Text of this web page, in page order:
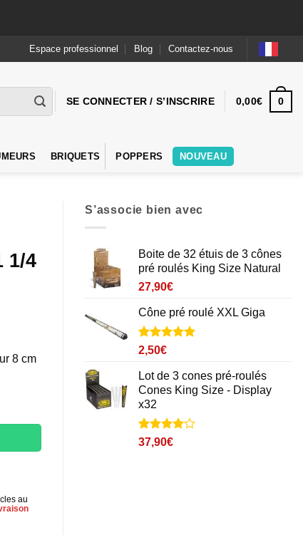
Espace professionnel Blog Contactez-nous
SE CONNECTER / S’INSCRIRE 0,00€ 0
BRIQUETS POPPERS NOUVEAU
1/4
8 cm
au
S’associe bien avec
Boite de 32 étuis de 3 cônes
pré roulés King Size Natural
27,90€
Cône pré roulé XXL Giga
Noté5
5 basé sur
2
notations
client
2,50€
Lot de 3 cones pré-roulés
Cones King Size - Display
x32
Noté4
sur 5
1
37,90€